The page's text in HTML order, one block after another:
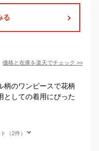
る
価格と在庫を楽天でチェック >>
柄のワンピースで花柄
としての着用にぴった
（2件）